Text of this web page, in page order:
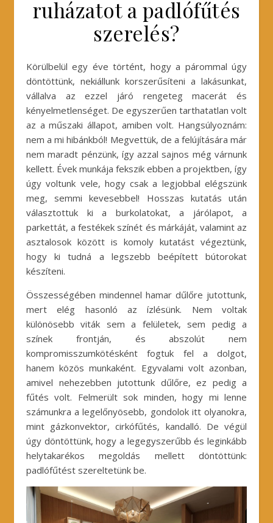
ruházatot a padlófűtés
szerelés?
Körülbelül egy éve történt, hogy a párommal úgy
döntöttünk, nekiállunk korszerűsíteni a lakásunkat,
vállalva az ezzel járó rengeteg macerát és
kényelmetlenséget. De egyszerűen tarthatatlan volt
az a műszaki állapot, amiben volt. Hangsúlyoznám:
nem a mi hibánkból! Megvettük, de a felújítására már
nem maradt pénzünk, így azzal sajnos még várnunk
kellett. Évek munkája fekszik ebben a projektben, így
úgy voltunk vele, hogy csak a legjobbal elégszünk
meg, semmi kevesebbel! Hosszas kutatás után
választottuk ki a burkolatokat, a járólapot, a
parkettát, a festékek színét és márkáját, valamint az
asztalosok között is komoly kutatást végeztünk,
hogy ki tudná a legszebb beépített bútorokat
készíteni.
Összességében mindennel hamar dűlőre jutottunk,
mert elég hasonló az ízlésünk. Nem voltak
különösebb viták sem a felületek, sem pedig a
színek frontján, és abszolút nem
kompromisszumkötésként fogtuk fel a dolgot,
hanem közös munkaként. Egyvalami volt azonban,
amivel nehezebben jutottunk dűlőre, ez pedig a
fűtés volt. Felmerült sok minden, hogy mi lenne
számunkra a legelőnyösebb, gondolok itt olyanokra,
mint gázkonvektor, cirkófűtés, kandalló. De végül
úgy döntöttünk, hogy a legegyszerűbb és leginkább
helytakarékos megoldás mellett döntöttünk:
padlófűtést szereltetünk be.